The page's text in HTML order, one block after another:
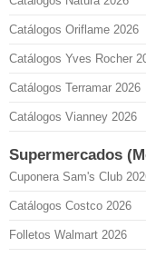
Catálogos Oriflame 2026
Catálogos Yves Rocher
Catálogos Terramar 2026
Catálogos Vianney 2026
Supermercados
Cuponera Sam's Club
Catálogos Costco 2026
Folletos Walmart 2026